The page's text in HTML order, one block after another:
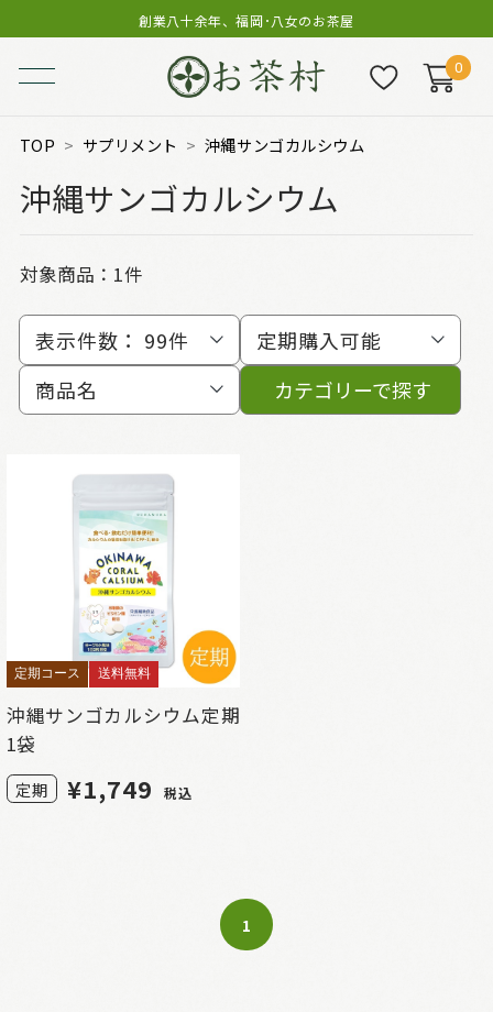
創業八十余年、福岡･八女のお茶屋
0
TOP サプリメント 沖縄サンゴカルシウム
沖縄サンゴカルシウム
対象商品： 1件
表示件数： 99件
定期購入可能
商品名
カテゴリーで探す
定期コース 送料無料
沖縄サンゴカルシウム定期
1袋
定期 ¥1,749 税込
1